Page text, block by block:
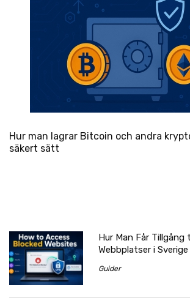
Hur man lagrar Bitcoin och andra
säkert sätt
Hur Man Får Tillgång
Webbplatser i Sverige
Guider